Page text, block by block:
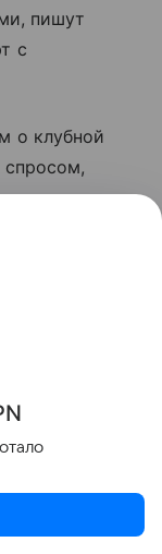
пишут
с
о клубной
спросом,
—
музыкант
чем
Каримов.
N